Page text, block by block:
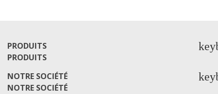
PRODUITS
PRODUITS
NOTRE SOCIÉTÉ
NOTRE SOCIÉTÉ